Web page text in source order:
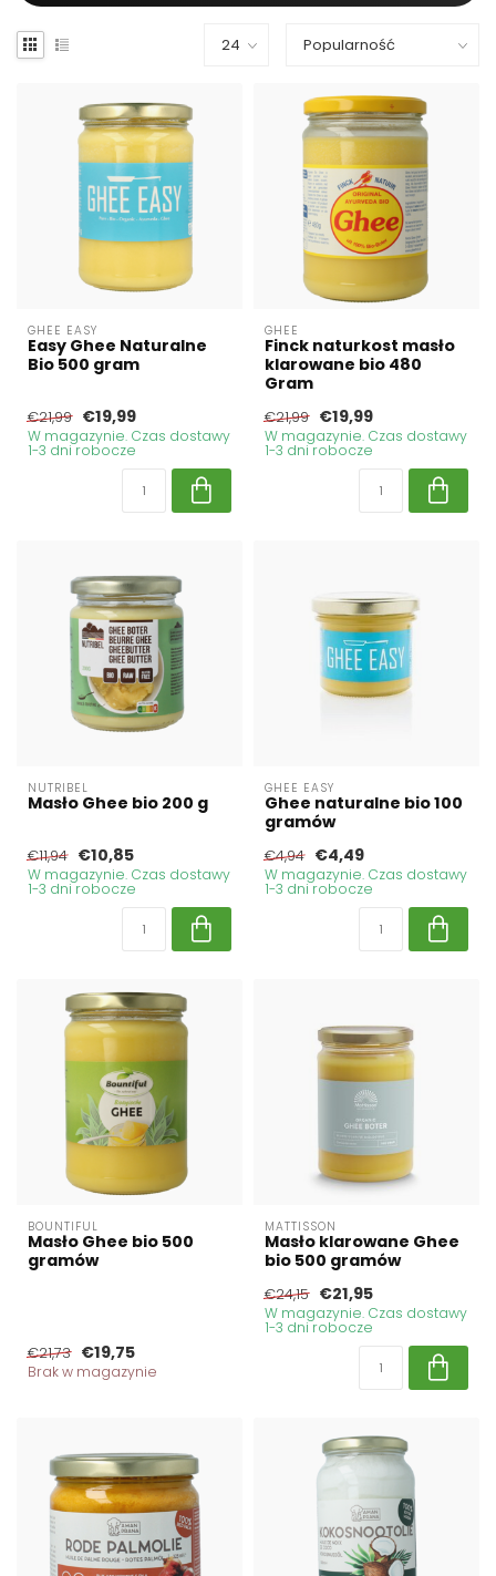
GHEE EASY
Easy Ghee Naturalne
Bio 500 gram
€21,99 €19,99
W magazynie. Czas dostawy
1-3 dni robocze
GHEE
Finck naturkost masło
klarowane bio 480
Gram
€21,99 €19,99
W magazynie. Czas dostawy
1-3 dni robocze
NUTRIBEL
Masło Ghee bio 200 g
€11,94 €10,85
W magazynie. Czas dostawy
1-3 dni robocze
GHEE EASY
Ghee naturalne bio 100
gramów
€4,94 €4,49
W magazynie. Czas dostawy
1-3 dni robocze
BOUNTIFUL
Masło Ghee bio 500
gramów
€21,73 €19,75
Brak w magazynie
MATTISSON
Masło klarowane Ghee
bio 500 gramów
€24,15 €21,95
W magazynie. Czas dostawy
1-3 dni robocze